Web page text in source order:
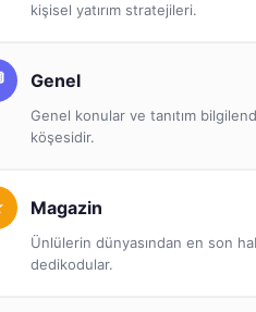
kişisel yatırım stratejileri.
Genel
Genel konular ve tanıtım
köşesidir.
Magazin
Ünlülerin dünyasından en son
dedikodular.